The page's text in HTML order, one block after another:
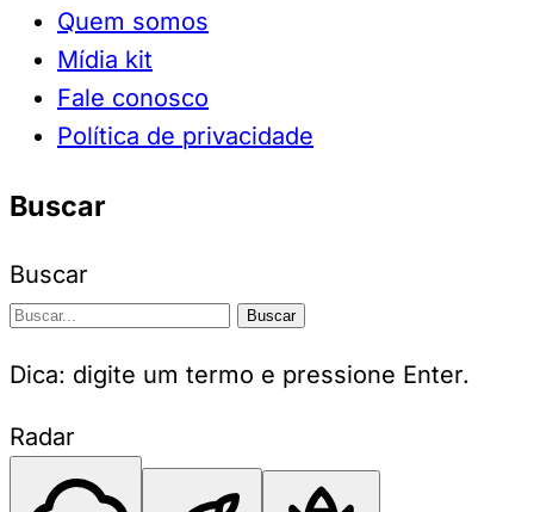
Quem somos
Mídia kit
Fale conosco
Política de privacidade
Buscar
Buscar
Buscar
Dica: digite um termo e pressione Enter.
Radar